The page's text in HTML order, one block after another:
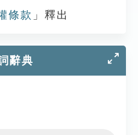
條款 」釋出
辭典